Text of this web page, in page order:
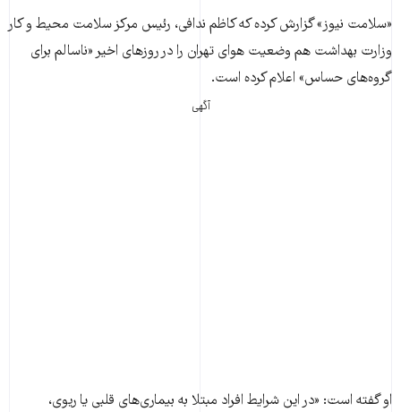
«سلامت نیوز» گزارش کرده که کاظم ندافی، رئیس مرکز سلامت محیط و کار
وزارت بهداشت هم وضعیت هوای تهران را در روزهای اخیر «ناسالم برای
گروه‌های حساس» اعلام کرده است.
آگهی
او گفته است: «در این شرایط افراد مبتلا به بیماری‌های قلبی یا ریوی،